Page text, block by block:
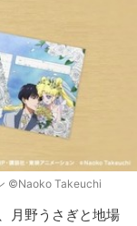
©Naoko Takeuchi
月野うさぎと地場